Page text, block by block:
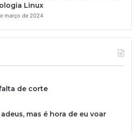
Linux
março de 2024
de corte
mas é hora de eu voar